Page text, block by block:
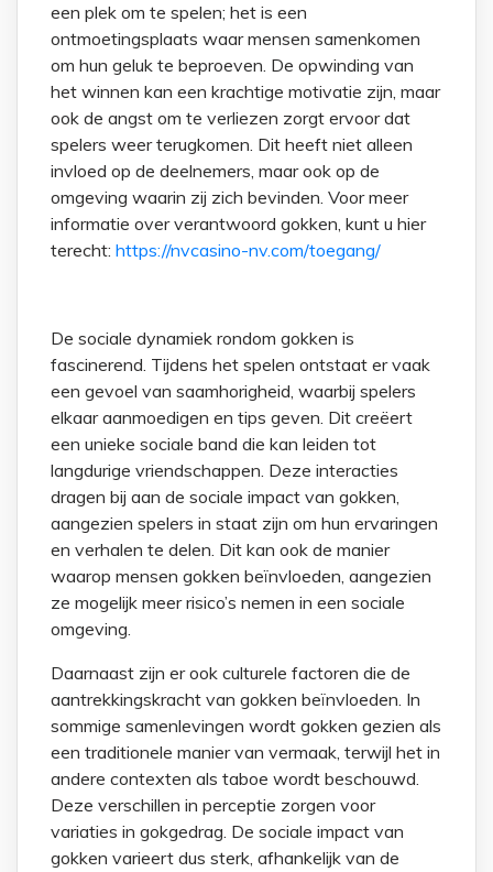
een plek om te spelen; het is een
ontmoetingsplaats waar mensen samenkomen
om hun geluk te beproeven. De opwinding van
het winnen kan een krachtige motivatie zijn, maar
ook de angst om te verliezen zorgt ervoor dat
spelers weer terugkomen. Dit heeft niet alleen
invloed op de deelnemers, maar ook op de
omgeving waarin zij zich bevinden. Voor meer
informatie over verantwoord gokken, kunt u hier
terecht: https://nvcasino-nv.com/toegang/
De sociale dynamiek rondom gokken is
fascinerend. Tijdens het spelen ontstaat er vaak
een gevoel van saamhorigheid, waarbij spelers
elkaar aanmoedigen en tips geven. Dit creëert
een unieke sociale band die kan leiden tot
langdurige vriendschappen. Deze interacties
dragen bij aan de sociale impact van gokken,
aangezien spelers in staat zijn om hun ervaringen
en verhalen te delen. Dit kan ook de manier
waarop mensen gokken beïnvloeden, aangezien
ze mogelijk meer risico’s nemen in een sociale
omgeving.
Daarnaast zijn er ook culturele factoren die de
aantrekkingskracht van gokken beïnvloeden. In
sommige samenlevingen wordt gokken gezien als
een traditionele manier van vermaak, terwijl het in
andere contexten als taboe wordt beschouwd.
Deze verschillen in perceptie zorgen voor
variaties in gokgedrag. De sociale impact van
gokken varieert dus sterk, afhankelijk van de